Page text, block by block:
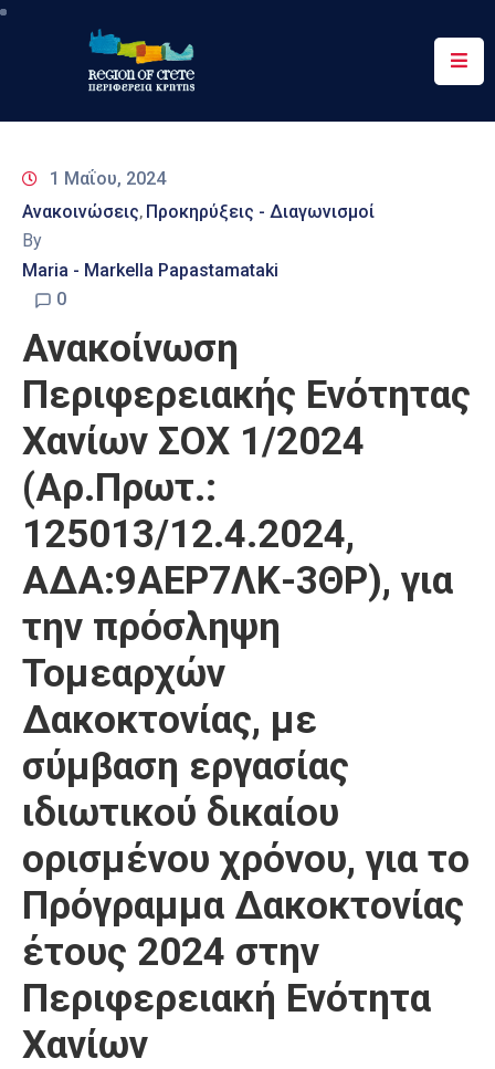
Περιφέρεια
&
Δράσεις
Ψηφιακές
Επικοινωνία
1 Μαΐου, 2024
Ανακοινώσεις‚ Προκηρύξεις - Διαγωνισμοί
By
Maria - Markella Papastamataki
0
Ανακοίνωση
Περιφερειακής Ενότητας
Χανίων ΣΟΧ 1/2024
(Αρ.Πρωτ.:
125013/12.4.2024,
ΑΔΑ:9ΑΕΡ7ΛΚ-3ΘΡ), για
την πρόσληψη
Τομεαρχών
Δακοκτονίας, με
σύμβαση εργασίας
ιδιωτικού δικαίου
ορισμένου χρόνου, για το
Πρόγραμμα Δακοκτονίας
έτους 2024 στην
Περιφερειακή Ενότητα
Χανίων